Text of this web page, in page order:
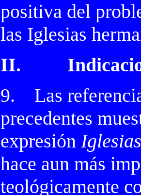
positiva del
las Iglesias
II.
9.
Las
precedentes
expresión
hace aun más
teológicamente